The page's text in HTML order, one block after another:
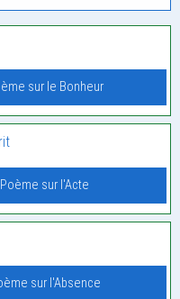
sur le Bonheur
Poème sur l'Acte
sur l'Absence